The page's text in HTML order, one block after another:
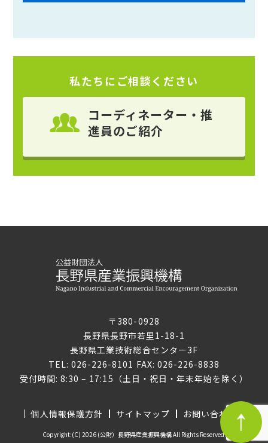
私たちにご相談ください
コーディネーター・推
進員のご紹介
〒380-0928
長野県長野市若里1-18-1
長野県工業技術総合センター3F
TEL: 026-226-8101 FAX: 026-226-8838
受付時間: 8:30 – 17:15（土日・祝日・年末年始を除く）
個人情報保護方針 サイトマップ お問い合わせ
Copyright:(C) 2026 (公財）長野県産業振興機構 All Rights Reserved.